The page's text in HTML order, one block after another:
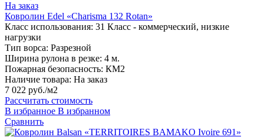
На заказ
Ковролин Edel «Charisma 132 Rotan»
Класс использования: 31 Класс - коммерческий, низкие
нагрузки
Тип ворса: Разрезной
Ширина рулона в резке: 4 м.
Пожарная безопасность: КМ2
Наличие товара: На заказ
7 022 руб./м2
Рассчитать стоимость
В избранное В избранном
Сравнить